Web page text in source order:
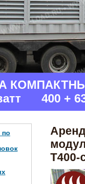
400 +
Т400-